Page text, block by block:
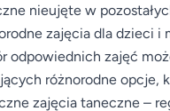
nieujęte w
zajęcia dla dzieci i
odpowiednich zajęć
różnorodne opcje,
zajęcia taneczne –